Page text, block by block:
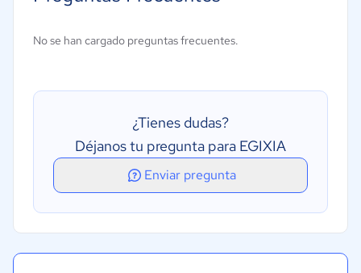
Control de procesos de aprobación
No se han cargado preguntas frecuentes.
¿Tienes dudas?
Déjanos tu pregunta para EGIXIA
Enviar pregunta